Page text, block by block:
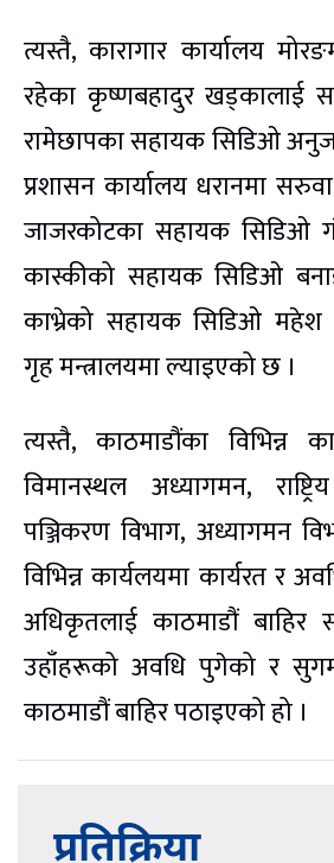
त्यस्तै, कारागार कार्यालय
रहेका कृष्णबहादुर खड्कालाई
रामेछापका सहायक सिडिओ अनुज
प्रशासन कार्यालय धरानमा
जाजरकोटका सहायक सिडिओ
कास्कीको सहायक सिडिओ
काभ्रेको सहायक सिडिओ महेश
गृह मन्त्रालयमा ल्याइएको छ ।
त्यस्तै, काठमाडौंका विभिन्न
विमानस्थल अध्यागमन,
पञ्जिकरण विभाग, अध्यागमन
विभिन्न कार्यलयमा कार्यरत र
अधिकृतलाई काठमाडौं
उहाँहरूको अवधि पुगेको र
काठमाडौं बाहिर पठाइएको हो ।
प्रतिक्रिया